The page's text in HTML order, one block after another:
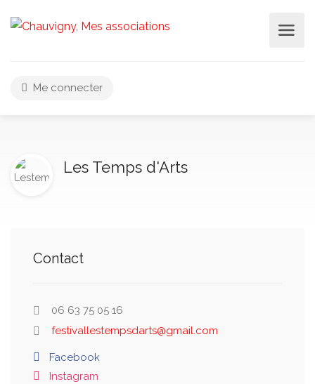
Me connecter
Les Temps d'Arts
Contact
06 63 75 05 16
festivallestempsdarts@gmail.com
Facebook
Instagram